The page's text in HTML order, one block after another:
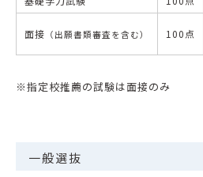
面接 （出願書類審査を含む） 100点
※指定校推薦の試験は面接のみ
一般選抜